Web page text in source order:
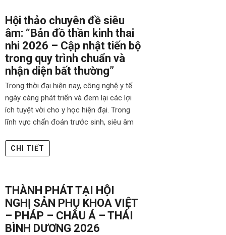
Hội thảo chuyên đề siêu
âm: “Bản đồ thần kinh thai
nhi 2026 – Cập nhật tiến bộ
trong quy trình chuẩn và
nhận diện bất thường”
Trong thời đại hiện nay, công nghệ y tế
ngày càng phát triển và đem lại các lợi
ích tuyệt vời cho y học hiện đại. Trong
lĩnh vực chẩn đoán trước sinh, siêu âm
CHI TIẾT
THÀNH PHÁT TẠI HỘI
NGHỊ SẢN PHỤ KHOA VIỆT
– PHÁP – CHÂU Á – THÁI
BÌNH DƯƠNG 2026